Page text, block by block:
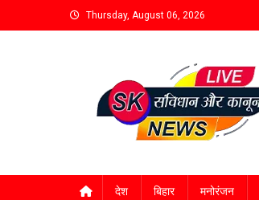
Thursday, August 06, 2026
देश बिहार मनोरंजन